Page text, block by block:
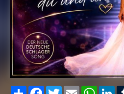
Share FacebookTwitterEmail